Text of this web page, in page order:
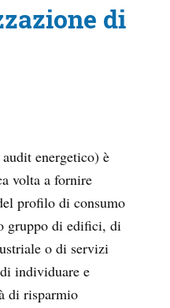
di
energetico) è
volta a fornire
profilo di consumo
gruppo di edifici, di
o di servizi
individuare e
di risparmio